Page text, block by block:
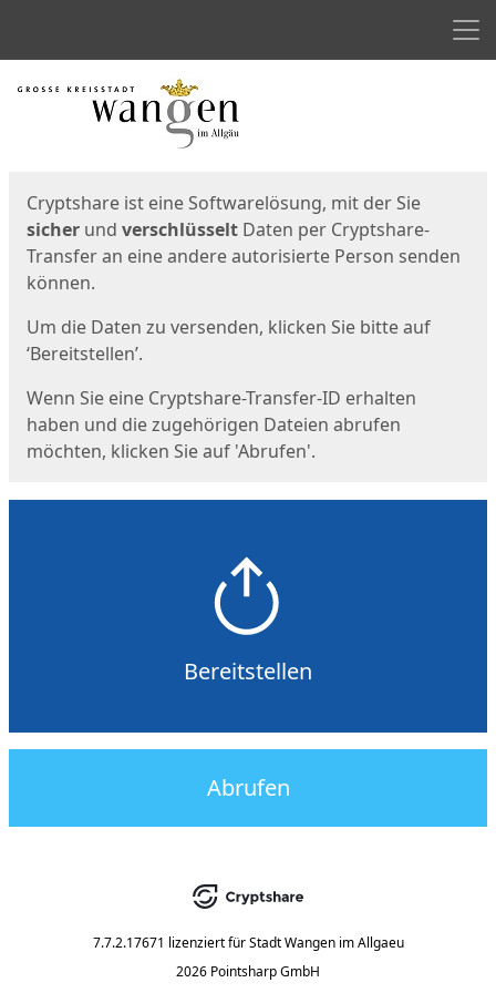
Start
Cryptshare ist eine Softwarelösung, mit der Sie
sicher und verschlüsselt Daten per Cryptshare-
Transfer an eine andere autorisierte Person senden
können.
Um die Daten zu versenden, klicken Sie bitte auf
‘Bereitstellen’.
Wenn Sie eine Cryptshare-Transfer-ID erhalten
haben und die zugehörigen Dateien abrufen
möchten, klicken Sie auf 'Abrufen'.
Bereitstellen
Abrufen
7.7.2.17671 lizenziert für Stadt Wangen im Allgaeu
2026 Pointsharp GmbH